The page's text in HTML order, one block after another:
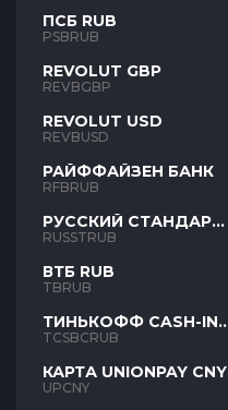
ПСБ RUB
PSBRUB
REVOLUT GBP
REVBGBP
REVOLUT USD
REVBUSD
РАЙФФАЙЗЕН БАНК
RFBRUB
РУССКИЙ СТАНДАРТ
RUB
RUSSTRUB
ВТБ RUB
TBRUB
ТИНЬКОФФ CASH-IN
RUB
TCSBCRUB
КАРТА UNIONPAY CNY
UPCNY